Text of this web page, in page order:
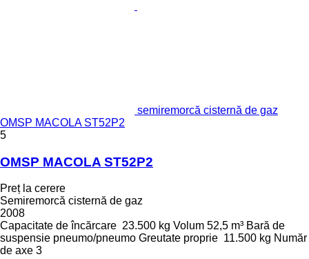
semiremorcă cisternă de gaz
OMSP MACOLA ST52P2
5
OMSP MACOLA ST52P2
Preț la cerere
Semiremorcă cisternă de gaz
2008
Capacitate de încărcare 23.500 kg Volum 52,5 m³ Bară de
suspensie pneumo/pneumo Greutate proprie 11.500 kg Număr
de axe 3